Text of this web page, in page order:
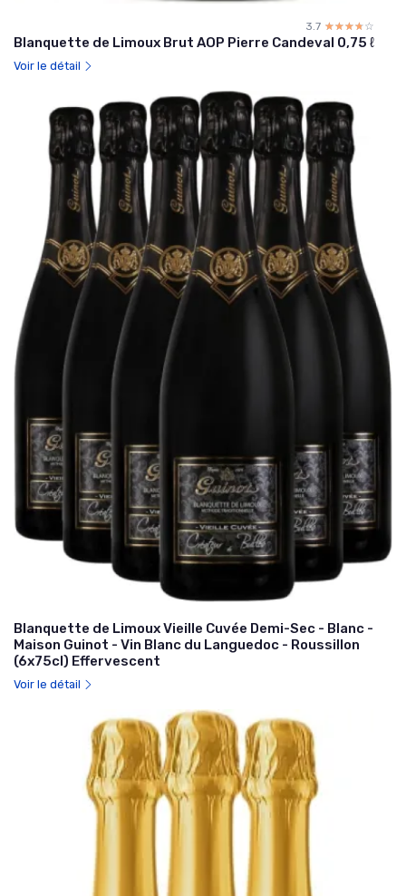
3.7 ☆☆☆☆☆
★★★★★
Blanquette de Limoux Brut AOP Pierre Candeval 0,75 ℓ
Voir le détail
Blanquette de Limoux Vieille Cuvée Demi-Sec - Blanc -
Maison Guinot - Vin Blanc du Languedoc - Roussillon
(6x75cl) Effervescent
Voir le détail